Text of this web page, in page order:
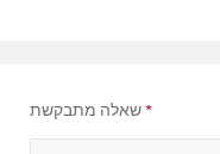
*שאלה מתבקשת